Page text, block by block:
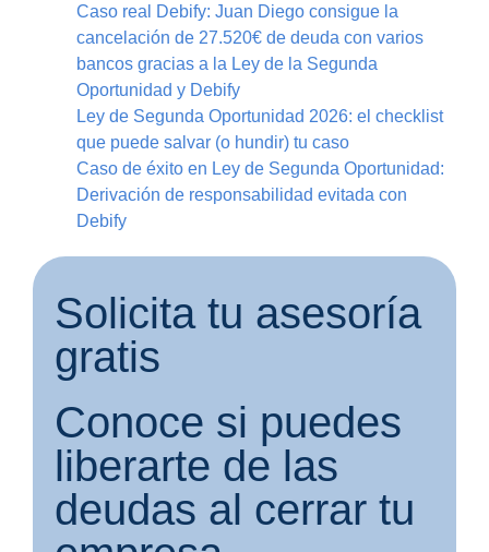
Caso real Debify: Juan Diego consigue la
cancelación de 27.520€ de deuda con varios
bancos gracias a la Ley de la Segunda
Oportunidad y Debify
Ley de Segunda Oportunidad 2026: el checklist
que puede salvar (o hundir) tu caso
Caso de éxito en Ley de Segunda Oportunidad:
Derivación de responsabilidad evitada con
Debify
Solicita tu asesoría
gratis
Conoce si puedes
liberarte de las
deudas al cerrar tu